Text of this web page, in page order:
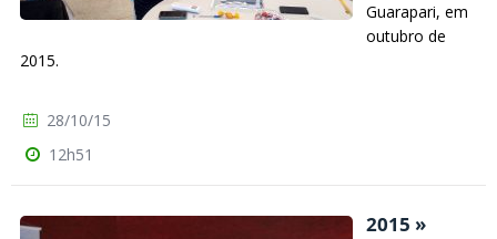
Guarapari, em
outubro de
2015.
28/10/15
12h51
2015 »